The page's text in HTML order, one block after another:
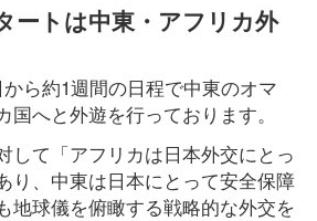
トは中東・アフリカ外
ら約1週間の日程で中東のオマ
国へと外遊を行っております。
して「アフリカは日本外交にとっ
り、中東は日本にとって安全保障
地球儀を俯瞰する戦略的な外交を